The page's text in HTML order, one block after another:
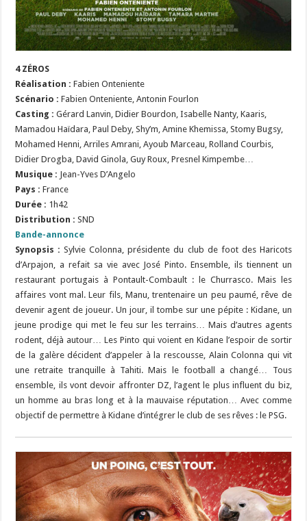
4 ZÉROS
Réalisation :Fabien Onteniente
Scénario:Fabien Onteniente, Antonin Fourlon
Casting :Gérard Lanvin, Didier Bourdon, Isabelle Nanty, Kaaris,
Mamadou Haïdara, Paul Deby, Shy’m, Amine Khemissa, Stomy Bugsy,
Mohamed Henni, Arriles Amrani, Ayoub Marceau, Rolland Courbis,
Didier Drogba, David Ginola, Guy Roux, Presnel Kimpembe…
Musique : Jean-Yves D’Angelo
Pays : France
Durée : 1h42
Distribution : SND
Bande-annonce
Synopsis :Sylvie Colonna, présidente du club de foot des Haricots
d’Arpajon, a refait sa vie avec José Pinto. Ensemble, ils tiennent un
restaurant portugais à Pontault-Combault : le Churrasco. Mais les
affaires vont mal. Leur fils, Manu, trentenaire un peu paumé, rêve de
devenir agent de joueur. Un jour, il tombe sur une pépite : Kidane, un
jeune prodige qui met le feu sur les terrains… Mais d’autres agents
rodent, déjà autour… Les Pinto qui voient en Kidane l’espoir de sortir
de la galère décident d’appeler à la rescousse, Alain Colonna qui vit
une retraite tranquille à Tahiti. Mais le football a changé… Tous
ensemble, ils vont devoir affronter DZ, l’agent le plus influent du biz,
un homme au bras long et à la mauvaise réputation… Avec comme
objectif de permettre à Kidane d’intégrer le club de ses rêves : le PSG.